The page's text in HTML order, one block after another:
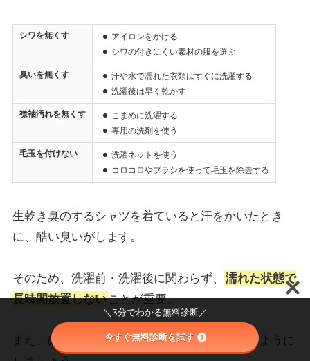
シワを無くす
アイロンをかける
シワの付きにくい素材の服を選ぶ
臭いを無くす
汗や水で濡れた衣類はすぐに洗濯する
洗濯後は早く乾かす
襟袖汚れを無くす
こまめに洗濯する
専用の洗剤を使う
毛玉を付けない
洗濯ネットを使う
コロコロやブラシを使って毛玉を除去する
生乾き臭のするシャツを着ていると汗をかいたとき
に、酷い臭いがします。
そのため、洗濯前・洗濯後に関わらず、
濡れた状態で
長時間放置しないことが重要。
また、ほつれたり、破れた服はデートで着ないように
＼3分でわかる無料診断／
今すぐ無料診断を試す